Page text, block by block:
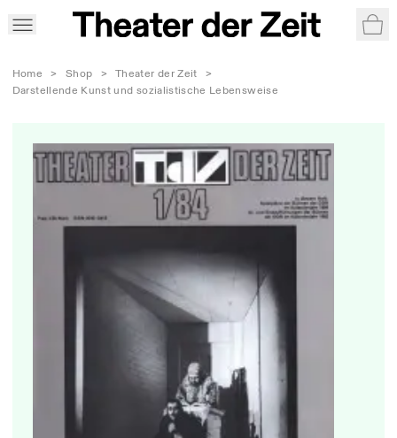
Home > Shop > Theater der Zeit
>
Darstellende Kunst und sozialistische Lebensweise